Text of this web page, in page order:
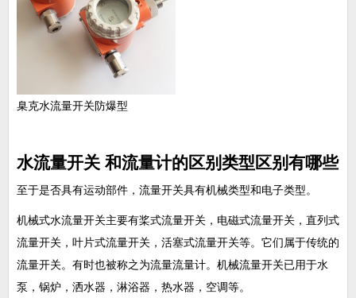
臬克水流量开关防爆型
水流量开关 和流量计的区别类型区别有哪些
至于是否具有运动部件，流量开关具有机械类型和电子类型。
机械式水流量开关主要有桨式流量开关，电磁式流量开关，直列式
流量开关，叶片式流量开关，活塞式流量开关等。它们属于传统的
流量开关。有时也被称之为流量流量计。机械流量开关已用于水
泵，锅炉，洒水器，淋浴器，热水器，空调等。